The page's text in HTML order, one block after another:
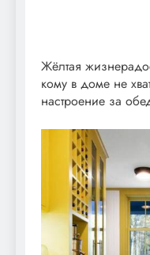
Жёлтая
кому в доме не
настроение за